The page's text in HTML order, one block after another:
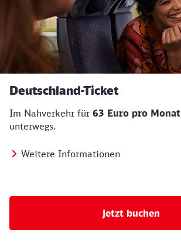
Deutschland-Ticket
Im Nahverkehr für 63 Euro pro Monat
unterwegs.
Weitere Informationen
Jetzt buchen